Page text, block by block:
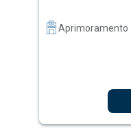
Aprimoramento